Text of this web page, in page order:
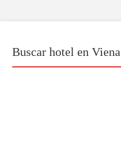
Buscar hotel en Viena